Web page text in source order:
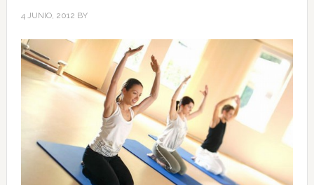
4 JUNIO, 2012 BY